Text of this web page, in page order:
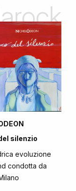
silenzio
evoluzione
condotta da